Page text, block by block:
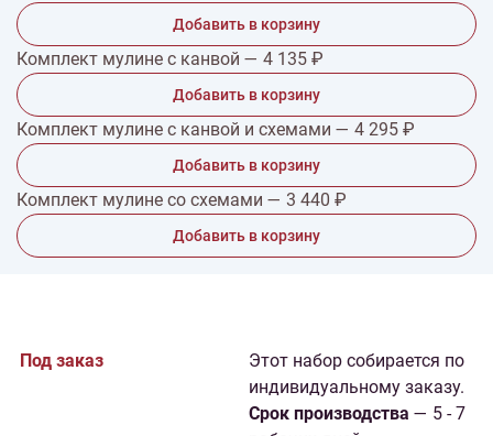
Добавить в корзину
Комплект мулине с канвой — 4 135 ₽
Добавить в корзину
Комплект мулине с канвой и схемами — 4 295 ₽
Добавить в корзину
Комплект мулине со схемами — 3 440 ₽
Добавить в корзину
Под заказ
Этот набор собирается по
индивидуальному заказу.
Cрок производства — 5 - 7